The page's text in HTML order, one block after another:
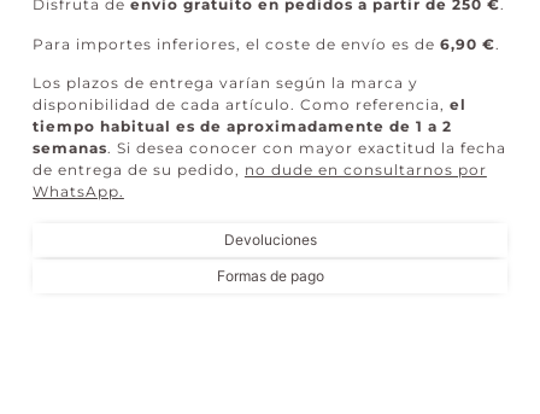
Devoluciones
Formas de pago
Disfruta de envío gratuito en pedidos a partir de 250 €.
Para importes inferiores, el coste de envío es de 6,90 €
Los plazos de entrega varían según la marca y
disponibilidad de cada artículo. Como referencia, el
tiempo habitual es de aproximadamente de 1 a 2
semanas. Si desea conocer con mayor exactitud la fecha
de entrega de su pedido, no dude en consultarnos por
WhatsApp.